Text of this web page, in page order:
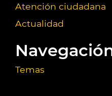
Atención ciudadana
Actualidad
Temas